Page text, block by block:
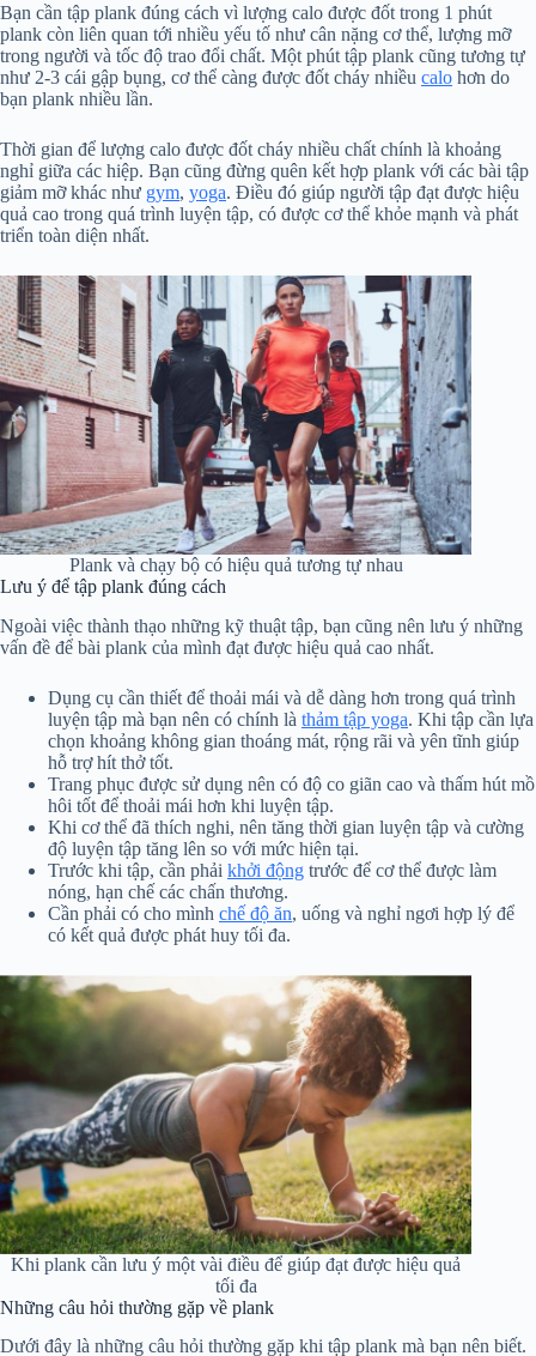
Bạn cần tập plank đúng cách vì lượng calo được đốt trong 1 phút
plank còn liên quan tới nhiều yếu tố như cân nặng cơ thể, lượng mỡ
trong người và tốc độ trao đổi chất. Một phút tập plank cũng tương tự
như 2-3 cái gập bụng, cơ thể càng được đốt cháy nhiều calo hơn do
bạn plank nhiều lần.
Thời gian để lượng calo được đốt cháy nhiều chất chính là khoảng
nghỉ giữa các hiệp. Bạn cũng đừng quên kết hợp plank với các bài tập
giảm mỡ khác như gym, yoga. Điều đó giúp người tập đạt được hiệu
quả cao trong quá trình luyện tập, có được cơ thể khỏe mạnh và phát
triển toàn diện nhất.
Plank và chạy bộ có hiệu quả tương tự nhau
Lưu ý để tập plank đúng cách
Ngoài việc thành thạo những kỹ thuật tập, bạn cũng nên lưu ý những
vấn đề để bài plank của mình đạt được hiệu quả cao nhất.
Dụng cụ cần thiết để thoải mái và dễ dàng hơn trong quá trình
luyện tập mà bạn nên có chính là thảm tập yoga. Khi tập cần lựa
chọn khoảng không gian thoáng mát, rộng rãi và yên tĩnh giúp
hỗ trợ hít thở tốt.
Trang phục được sử dụng nên có độ co giãn cao và thấm hút mồ
hôi tốt để thoải mái hơn khi luyện tập.
Khi cơ thể đã thích nghi, nên tăng thời gian luyện tập và cường
độ luyện tập tăng lên so với mức hiện tại.
Trước khi tập, cần phải khởi động trước để cơ thể được làm
nóng, hạn chế các chấn thương.
Cần phải có cho mình chế độ ăn, uống và nghỉ ngơi hợp lý để
có kết quả được phát huy tối đa.
Khi plank cần lưu ý một vài điều để giúp đạt được hiệu quả
tối đa
Những câu hỏi thường gặp về plank
Dưới đây là những câu hỏi thường gặp khi tập plank mà bạn nên biết.